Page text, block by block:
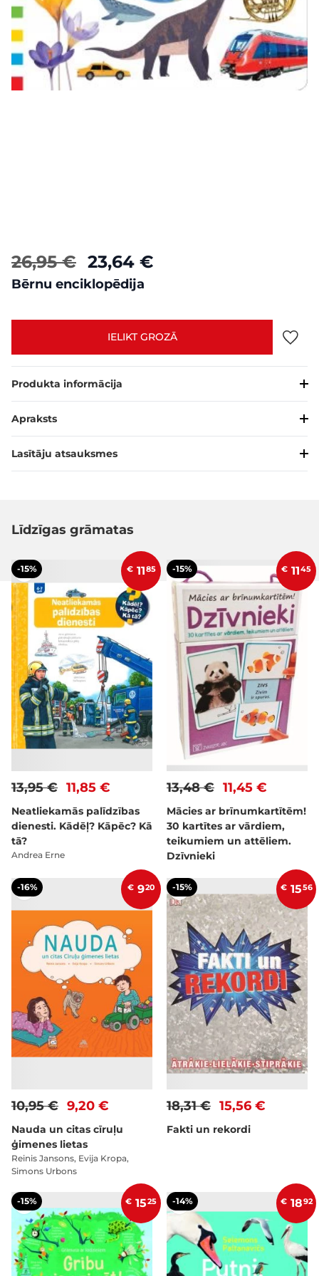
26,95 € 23,64 €
Bērnu enciklopēdija
IELIKT GROZĀ
Produkta informācija
Apraksts
Lasītāju atsauksmes
Līdzīgas grāmatas
-15% € 1185
11,85 €
13,95 €
Neatliekamās palīdzības
dienesti. Kādēļ? Kāpēc? Kā
tā?
Andrea Erne
-15% € 1145
11,45 €
13,48 €
Mācies ar brīnumkartītēm!
30 kartītes ar vārdiem,
teikumiem un attēliem.
Dzīvnieki
-16% € 920
9,20 €
10,95 €
Nauda un citas cīruļu
ģimenes lietas
Reinis Jansons, Evija Kropa,
Simons Urbons
-15% € 1556
15,56 €
18,31 €
Fakti un rekordi
-15% € 1525 -14% € 1892